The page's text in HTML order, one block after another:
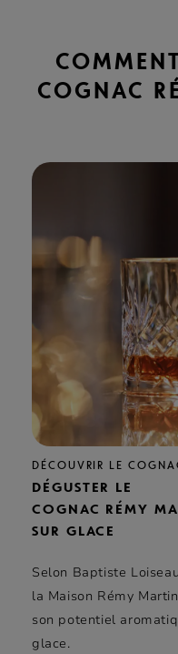
COGNAC
DÉCOUVRIR LE
DÉGUSTER LE
COGNAC RÉMY
SUR GLACE
Selon Baptiste
la Maison Rémy
son potentiel
glace.